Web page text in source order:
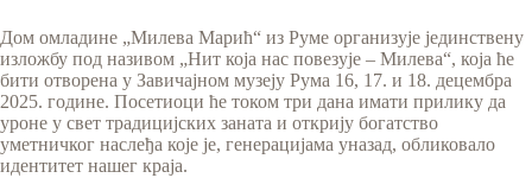
Дом омладине „Милева Марић“ из Руме организује јединствену
изложбу под називом „Нит која нас повезује – Милева“, која ће
бити отворена у Завичајном музеју Рума 16, 17. и 18. децембра
2025. године. Посетиоци ће током три дана имати прилику да
уроне у свет традицијских заната и открију богатство
уметничког наслеђа које је, генерацијама уназад, обликовало
идентитет нашег краја.